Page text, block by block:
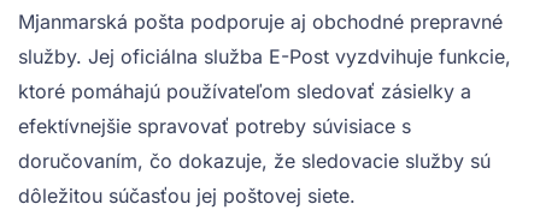
Mjanmarská pošta podporuje aj obchodné prepravné
služby. Jej oficiálna služba E-Post vyzdvihuje funkcie,
ktoré pomáhajú používateľom sledovať zásielky a
efektívnejšie spravovať potreby súvisiace s
doručovaním, čo dokazuje, že sledovacie služby sú
dôležitou súčasťou jej poštovej siete.